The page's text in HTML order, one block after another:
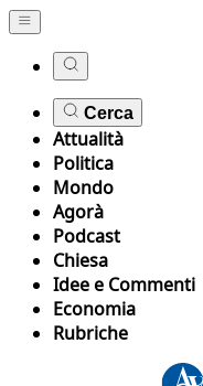
Cerca
Attualità
Politica
Mondo
Agorà
Podcast
Chiesa
Idee e Commenti
Economia
Rubriche